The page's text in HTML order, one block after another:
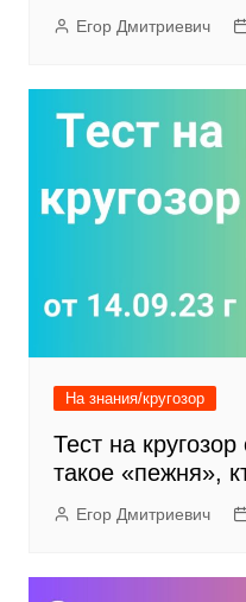
Егор Дмитриевич
На знания/кругозор
Тест на
такое «пежня»,
Егор Дмитриевич